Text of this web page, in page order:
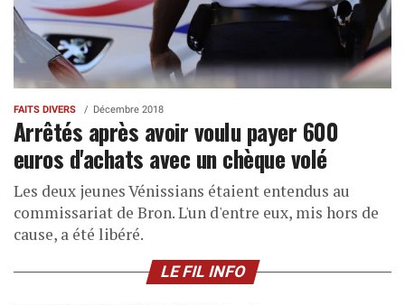
FAITS DIVERS Décembre 2018
Arrêtés après avoir voulu payer 600
euros d'achats avec un chèque volé
Les deux jeunes Vénissians étaient entendus au
commissariat de Bron. L'un d'entre eux, mis hors de
cause, a été libéré.
LE FIL INFO